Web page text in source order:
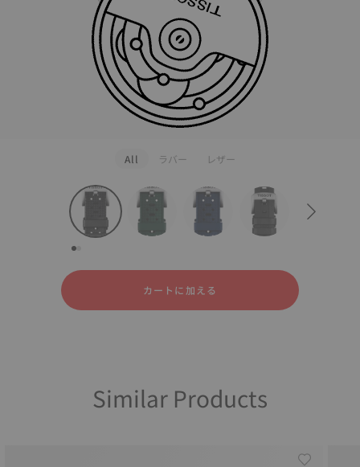
All ラバー レザー
strapConfigurator
カートに加える
Similar Products